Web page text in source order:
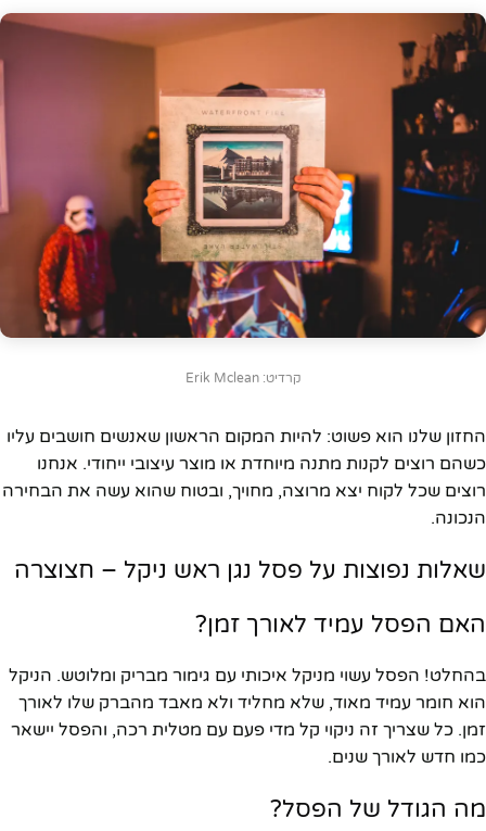
קרדיט: Erik Mclean
החזון שלנו הוא פשוט: להיות המקום הראשון שאנשים חושבים עליו
כשהם רוצים לקנות מתנה מיוחדת או מוצר עיצובי ייחודי. אנחנו
רוצים שכל לקוח יצא מרוצה, מחויך, ובטוח שהוא עשה את הבחירה
הנכונה.
שאלות נפוצות על פסל נגן ראש ניקל – חצוצרה
האם הפסל עמיד לאורך זמן?
בהחלט! הפסל עשוי מניקל איכותי עם גימור מבריק ומלוטש. הניקל
הוא חומר עמיד מאוד, שלא מחליד ולא מאבד מהברק שלו לאורך
זמן. כל שצריך זה ניקוי קל מדי פעם עם מטלית רכה, והפסל יישאר
כמו חדש לאורך שנים.
מה הגודל של הפסל?